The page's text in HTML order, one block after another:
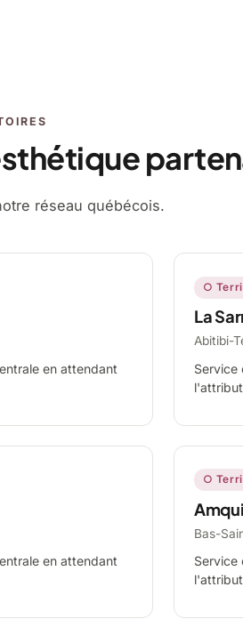
réseau québécois.
en attendant
○
La
Abitibi-
Service
en attendant
○
Amqui
Bas-
Service